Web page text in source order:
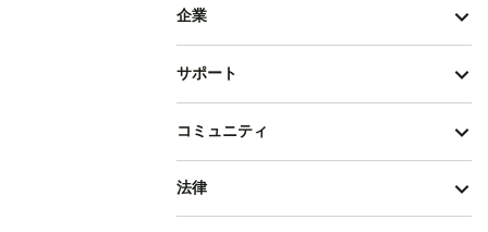
企業
サポート
コミュニティ
法律